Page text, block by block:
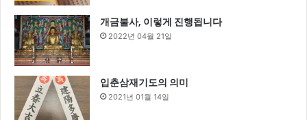
개금불사, 이렇게 진행됩니다
2022년 04월 21일
입춘삼재기도의 의미
2021년 01월 14일